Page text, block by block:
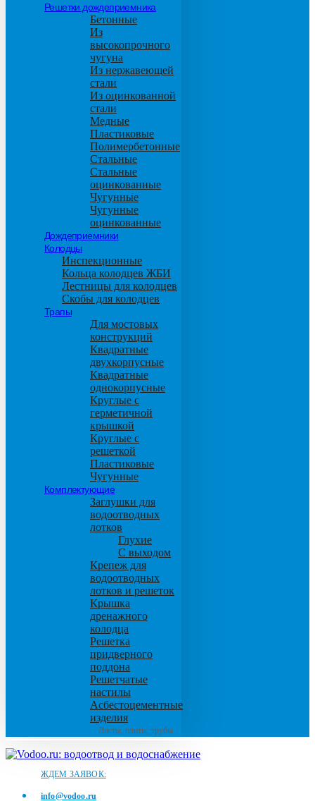
Решетки дождеприемника
Бетонные
Из
высокопрочного
чугуна
Из нержавеющей
стали
Из оцинкованной
стали
Медные
Пластиковые
Полимербетонные
Стальные
Стальные
оцинкованные
Чугунные
Чугунные
оцинкованные
Дождеприемники
Колодцы
Инспекционные
Кольца колодцев ЖБИ
Лестницы для колодцев
Скобы для колодцев
Трапы
Для мостовых
конструкций
Квадратные
двухкорпусные
Квадратные
однокорпусные
Круглые с
герметичной
крышкой
Круглые с
решеткой
Пластиковые
Чугунные
Комплектующие
Заглушки для
водоотводных
лотков
Глухие
С выходом
Крепеж для
водоотводных
лотков и решеток
Крышка
дренажного
колодца
Решетка
придверного
поддона
Решетчатые
настилы
Асбестоцементные
изделия
Листы, плиты, трубы
ЖДЕМ ЗАЯВОК:
info@vodoo.ru